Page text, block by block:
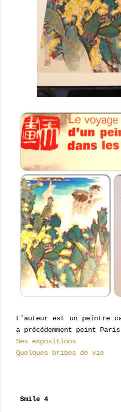
L'auteur est un peintre
a précédemment peint
Ses expositions
Quelques bribes de vie
Smile 4